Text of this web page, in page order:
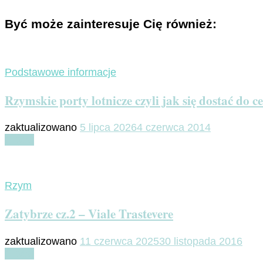
Być może zainteresuje Cię również:
Podstawowe informacje
Rzymskie porty lotnicze czyli jak się dostać do
zaktualizowano 5 lipca 20264 czerwca 2014
Rzym
Zatybrze cz.2 – Viale Trastevere
zaktualizowano 11 czerwca 202530 listopada 2016